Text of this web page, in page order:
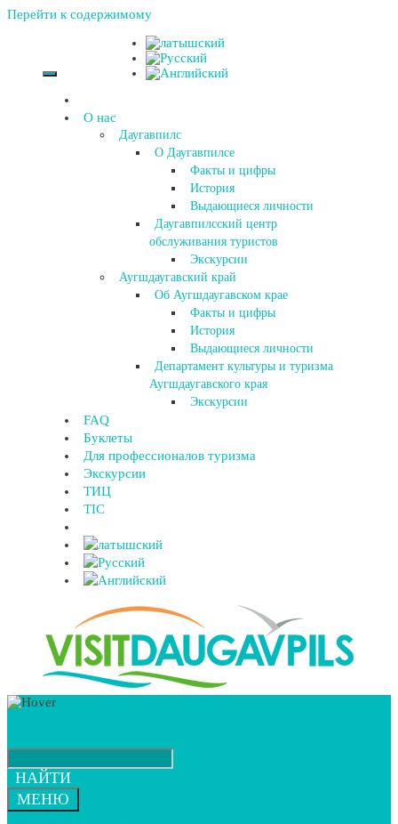
Перейти к содержимому
О нас
Даугавпилс
О Даугавпилсе
Факты и цифры
История
Выдающиеся личности
Даугавпилсский центр
обслуживания туристов
Экскурсии
Аугшдаугавский край
Об Аугшдаугавском крае
Факты и цифры
История
Выдающиеся личности
Департамент культуры и туризма
Аугшдаугавского края
Экскурсии
FAQ
Буклеты
Для профессионалов туризма
Экскурсии
ТИЦ
TIC
НАЙТИ
МЕНЮ